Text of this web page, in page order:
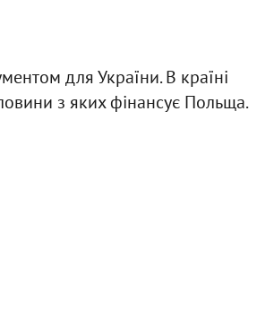
для України. В країні
з яких фінансує Польща.